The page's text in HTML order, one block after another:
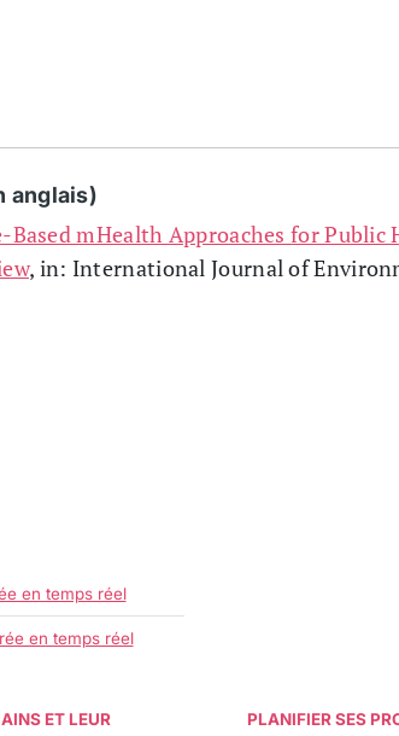
anglais)
Based mHealth Approaches for Public
, in: International Journal of
en temps réel
en temps réel
ET LEUR
PLANIFIER SES